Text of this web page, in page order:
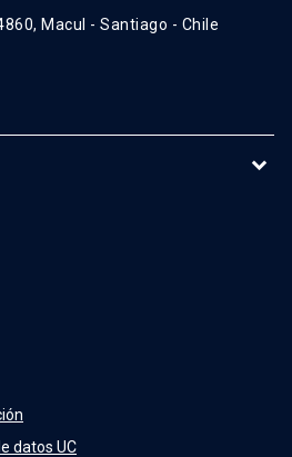
Macul - Santiago - Chile
datos UC